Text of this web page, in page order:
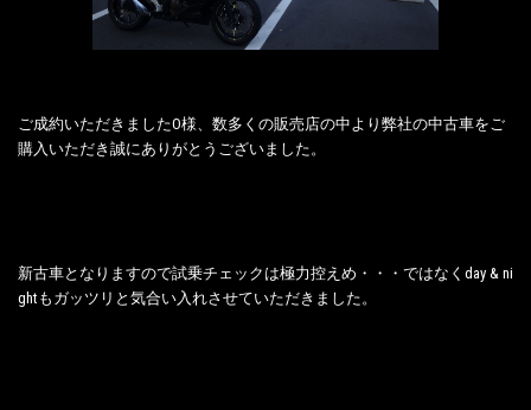
ご成約いただきましたO様、数多くの販売店の中より弊社の中古車をご
購入いただき誠にありがとうございました。
新古車となりますので試乗チェックは極力控えめ・・・ではなくday & ni
ghtもガッツリと気合い入れさせていただきました。